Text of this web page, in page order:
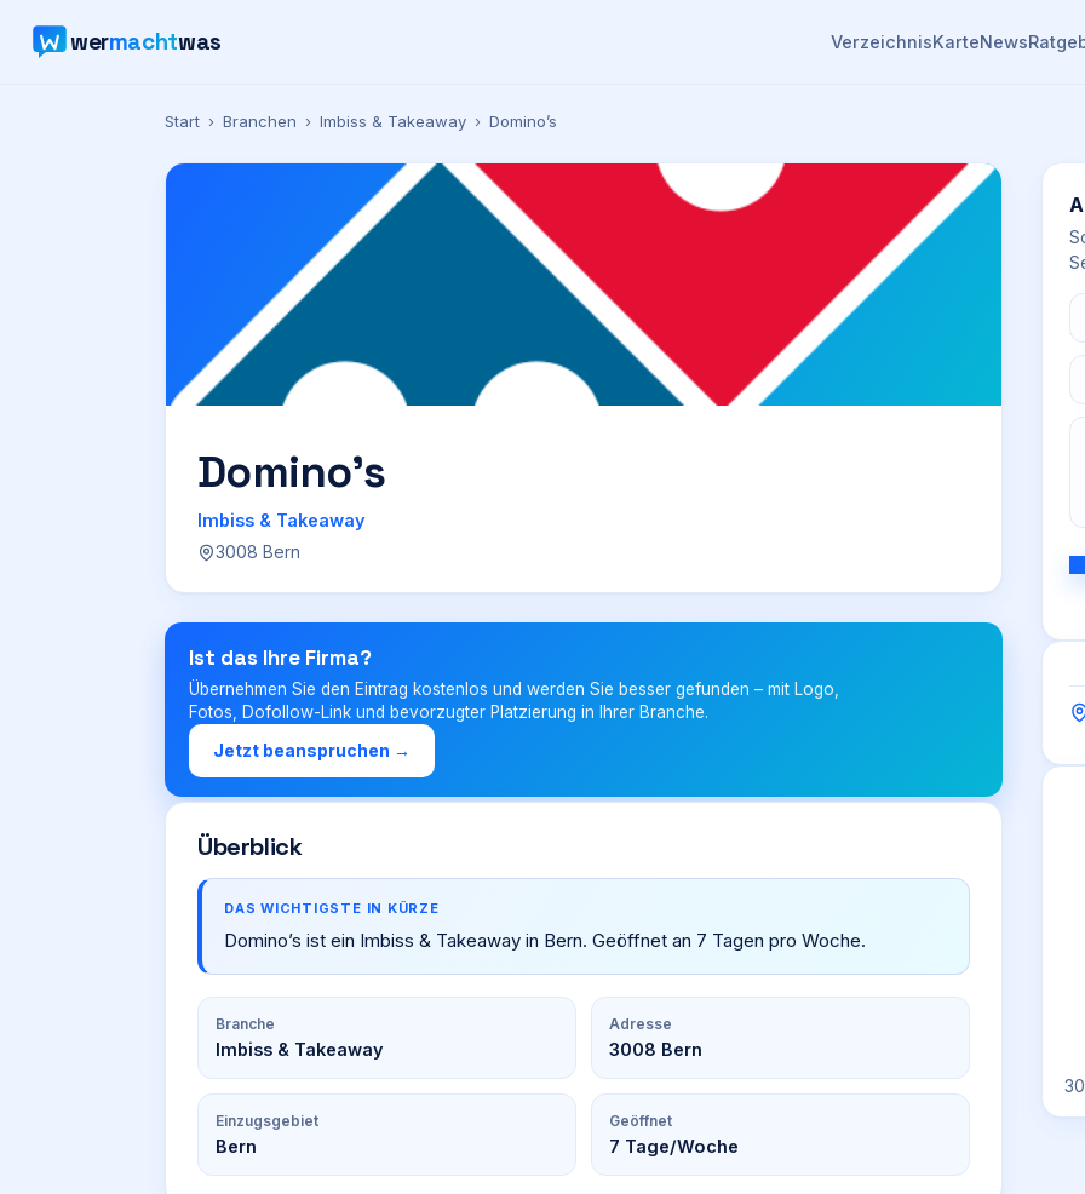
wermachtwas VerzeichnisKarteNews
Start › Branchen › Imbiss & Takeaway › Domino’s
Domino’s
Imbiss & Takeaway
3008 Bern
Ist das Ihre Firma?
Übernehmen Sie den Eintrag kostenlos und werden Sie besser gefunden – mit Logo,
Fotos, Dofollow-Link und bevorzugter Platzierung in Ihrer Branche.
Jetzt beanspruchen →
Überblick
DAS WICHTIGSTE IN KÜRZE
Domino’s ist ein Imbiss & Takeaway in Bern. Geöffnet an 7 Tagen pro Woche.
Branche
Imbiss & Takeaway
Adresse
3008 Bern
Einzugsgebiet
Bern
Geöffnet
7 Tage/Woche